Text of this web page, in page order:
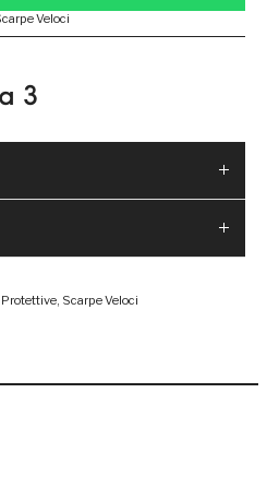
Veloci
3
Protettive, Scarpe Veloci